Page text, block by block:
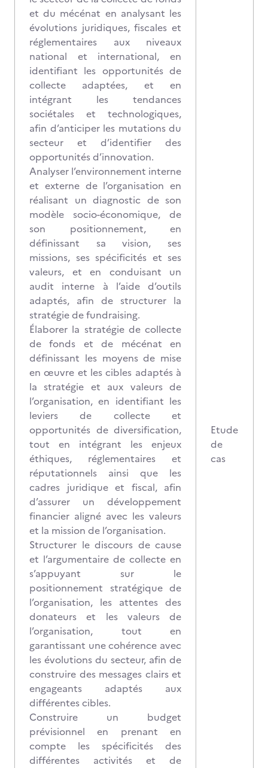
et du mécénat en analysant les
évolutions juridiques, fiscales et
réglementaires aux niveaux
national et international, en
identifiant les opportunités de
collecte adaptées, et en
intégrant les tendances
sociétales et technologiques,
afin d’anticiper les mutations du
secteur et d’identifier des
opportunités d’innovation.
Analyser l’environnement interne
et externe de l’organisation en
réalisant un diagnostic de son
modèle socio-économique, de
son positionnement, en
définissant sa vision, ses
missions, ses spécificités et ses
valeurs, et en conduisant un
audit interne à l’aide d’outils
adaptés, afin de structurer la
stratégie de fundraising.
Élaborer la stratégie de collecte
de fonds et de mécénat en
définissant les moyens de mise
en œuvre et les cibles adaptés à
la stratégie et aux valeurs de
l’organisation, en identifiant les
leviers de collecte et
opportunités de diversification,
tout en intégrant les enjeux
éthiques, réglementaires et
réputationnels ainsi que les
cadres juridique et fiscal, afin
d’assurer un développement
financier aligné avec les valeurs
et la mission de l’organisation.
Structurer le discours de cause
et l’argumentaire de collecte en
s’appuyant sur le
positionnement stratégique de
l’organisation, les attentes des
donateurs et les valeurs de
l’organisation, tout en
garantissant une cohérence avec
les évolutions du secteur, afin de
construire des messages clairs et
engageants adaptés aux
différentes cibles.
Construire un budget
prévisionnel
en prenant en
compte les spécificités des
différentes activités et de
Etude
de
cas